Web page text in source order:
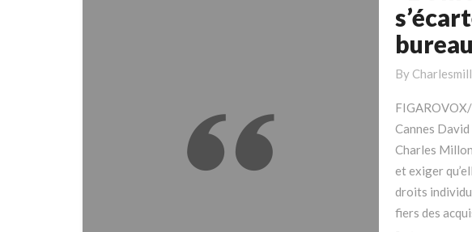
européenne
doit
de
sa
dérive
dirigiste,
By
Cannes
Charles
et exiger
droits
fiers des